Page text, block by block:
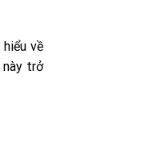
về
này trở